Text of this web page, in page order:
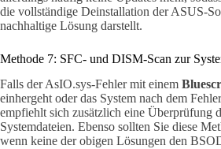
die vollständige Deinstallation der ASUS-
nachhaltige Lösung darstellt.
Methode 7: SFC- und DISM-Scan zur
Falls der AsIO.sys-Fehler mit einem
einhergeht oder das System nach dem
empfiehlt sich zusätzlich eine Überprüfung
Systemdateien. Ebenso sollten Sie diese
wenn keine der obigen Lösungen den